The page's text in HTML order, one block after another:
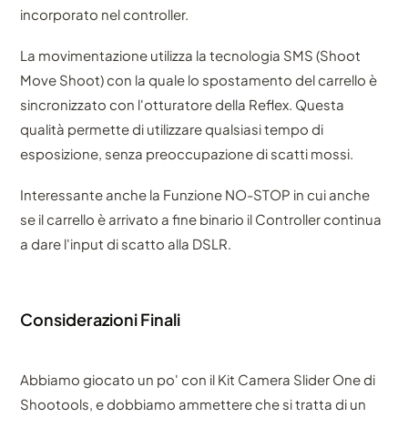
incorporato nel controller.
La movimentazione utilizza la tecnologia SMS (Shoot
Move Shoot) con la quale lo spostamento del carrello è
sincronizzato con l'otturatore della Reflex. Questa
qualità permette di utilizzare qualsiasi tempo di
esposizione, senza preoccupazione di scatti mossi.
Interessante anche la Funzione NO-STOP in cui anche
se il carrello è arrivato a fine binario il Controller continua
a dare l'input di scatto alla DSLR.
Considerazioni Finali
Abbiamo giocato un po' con il Kit Camera Slider One di
Shootools, e dobbiamo ammettere che si tratta di un